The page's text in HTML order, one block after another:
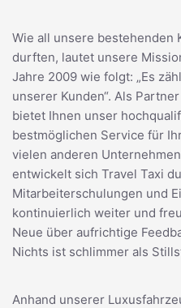
Wie all unsere bestehenden
durften, lautet unsere
Jahre 2009 wie folgt: „Es
unserer Kunden“. Als
bietet Ihnen unser
bestmöglichen Service für
vielen anderen
entwickelt sich Travel Taxi
Mitarbeiterschulungen und
kontinuierlich weiter und
Neue über aufrichtige
Nichts ist schlimmer als
Anhand unserer